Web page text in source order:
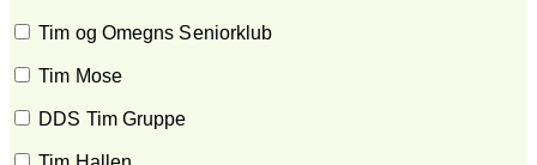
Tim og Omegns Seniorklub
Tim Mose
DDS Tim Gruppe